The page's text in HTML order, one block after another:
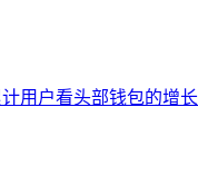
用户看头部钱包的增